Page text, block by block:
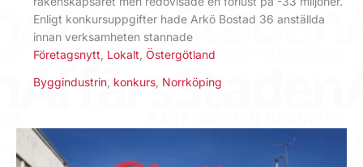
Enligt konkursuppgifter hade Arkö Bostad 36 anställda
innan verksamheten stannade
Företagsnytt, Lokalt, Östergötland
Byggindustrin konkurs Norrköping